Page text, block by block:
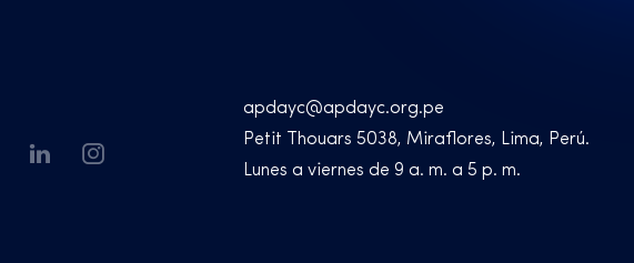
apdayc@apdayc.org.pe
Petit Thouars 5038, Miraflores, Lima, Perú.
Lunes a viernes de 9 a. m. a 5 p. m.